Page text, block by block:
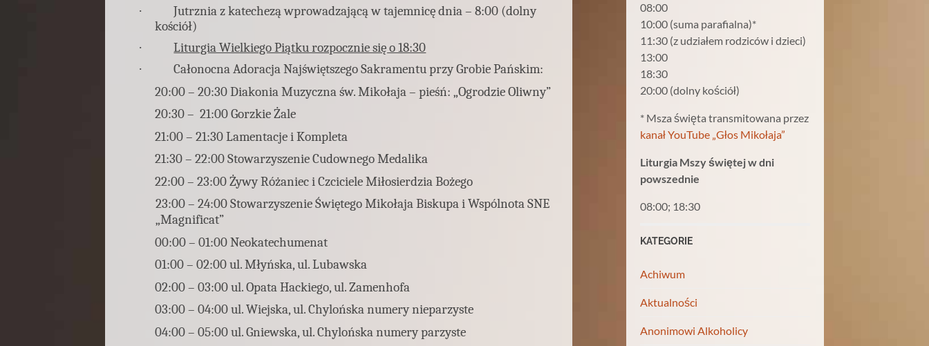
·
Jutrznia z katechezą wprowadzającą w tajemnicę dnia – 8:00 (dolny
kościół)
· Liturgia Wielkiego Piątku rozpocznie się o 18:30
·
Całonocna Adoracja Najświętszego Sakramentu przy Grobie Pańskim:
20:00 – 20:30 Diakonia Muzyczna św. Mikołaja – pieśń: „Ogrodzie Oliwny”
20:30 – 21:00 Gorzkie Żale
21:00 – 21:30 Lamentacje i Kompleta
21:30 – 22:00 Stowarzyszenie Cudownego Medalika
22:00 – 23:00 Żywy Różaniec i Czciciele Miłosierdzia Bożego
23:00 – 24:00 Stowarzyszenie Świętego Mikołaja Biskupa i Wspólnota SNE
„Magnificat”
00:00 – 01:00 Neokatechumenat
01:00 – 02:00 ul. Młyńska, ul. Lubawska
02:00 – 03:00 ul. Opata Hackiego, ul. Zamenhofa
03:00 – 04:00 ul. Wiejska, ul. Chylońska numery nieparzyste
04:00 – 05:00 ul. Gniewska, ul. Chylońska numery parzyste
08:00
10:00 (suma parafialna)*
11:30 (z udziałem rodziców i dzieci)
13:00
18:30
20:00 (dolny kościół)
* Msza święta transmitowana przez
kanał YouTube „Głos Mikołaja”
Liturgia Mszy świętej w dni
powszednie
08:00; 18:30
KATEGORIE
Achiwum
Aktualności
Anonimowi Alkoholicy